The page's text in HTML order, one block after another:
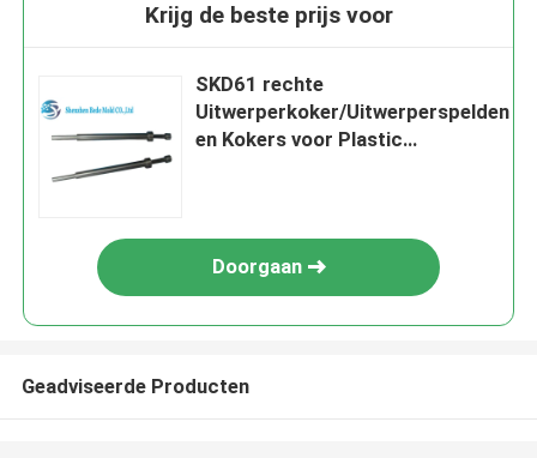
Krijg de beste prijs voor
SKD61 rechte
Uitwerperkoker/Uitwerperspelden
en Kokers voor Plastic
Doorgaan
Geadviseerde Producten